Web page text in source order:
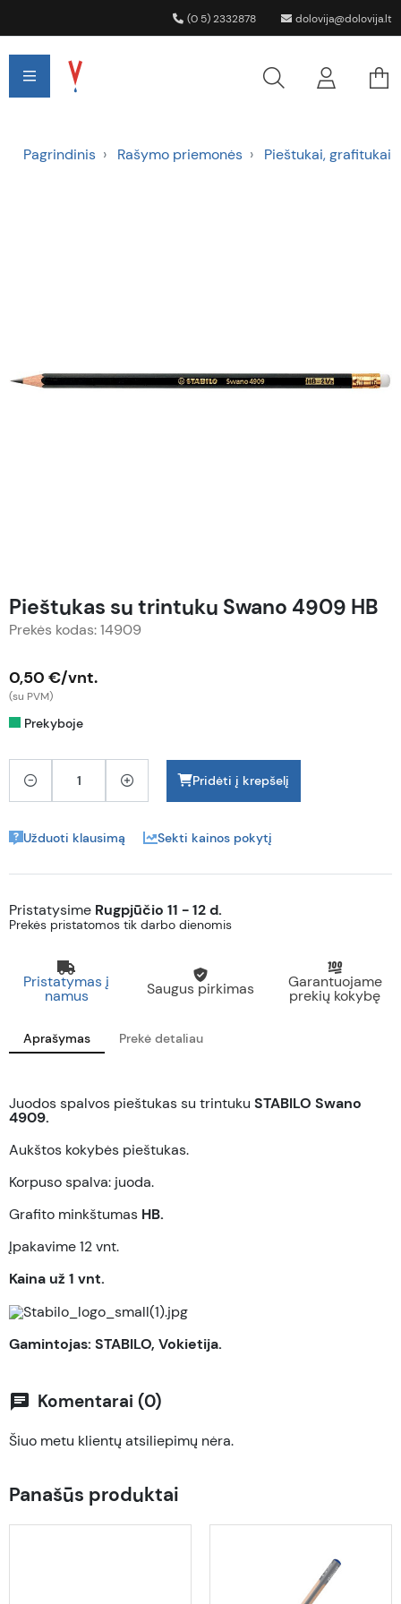
(0 5) 2332878 dolovija@dolovija.lt
Pagrindinis Rašymo priemonės Pieštukai, grafitukai
Pieštukas su trintuku Swano 4909 HB
Prekės kodas: 14909
0,50 €/vnt.
(su PVM)
Prekyboje
Pridėti į krepšelį
Užduoti klausimą Sekti kainos pokytį
Pristatysime Rugpjūčio 11 - 12 d.
Prekės pristatomos tik darbo dienomis
Pristatymas į
namus Saugus pirkimas Garantuojame
prekių kokybę
Aprašymas Prekė detaliau
Juodos spalvos pieštukas su trintuku STABILO Swano
4909.
Aukštos kokybės pieštukas.
Korpuso spalva: juoda.
Grafito minkštumas HB.
Įpakavime 12 vnt.
Kaina už 1 vnt.
Gamintojas: STABILO, Vokietija.
chat Komentarai (0)
Šiuo metu klientų atsiliepimų nėra.
Panašūs produktai